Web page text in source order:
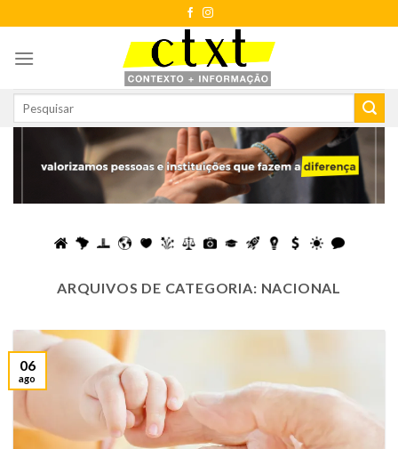
to
content
ARQUIVOS DE CATEGORIA: NACIONAL
06
ago